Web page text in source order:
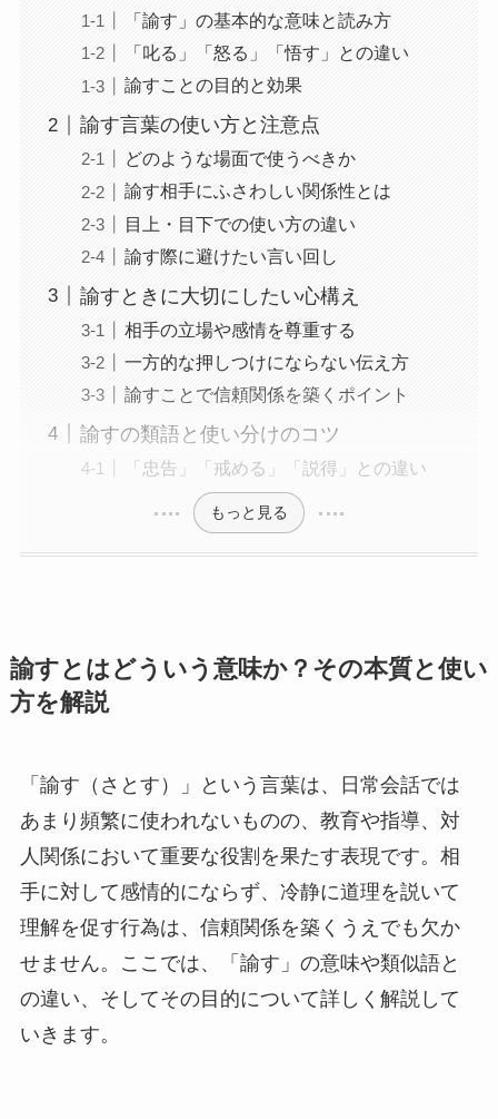
「諭す」の基本的な意味と読み方
「叱る」「怒る」「悟す」との違い
諭すことの目的と効果
諭す言葉の使い方と注意点
どのような場面で使うべきか
諭す相手にふさわしい関係性とは
目上・目下での使い方の違い
諭す際に避けたい言い回し
諭すときに大切にしたい心構え
相手の立場や感情を尊重する
一方的な押しつけにならない伝え方
諭すことで信頼関係を築くポイント
諭すの類語と使い分けのコツ
「忠告」「戒める」「説得」との違い
もっと見る
諭すとはどういう意味か？その本質と使い
方を解説
「諭す（さとす）」という言葉は、日常会話では
あまり頻繁に使われないものの、教育や指導、対
人関係において重要な役割を果たす表現です。相
手に対して感情的にならず、冷静に道理を説いて
理解を促す行為は、信頼関係を築くうえでも欠か
せません。ここでは、「諭す」の意味や類似語と
の違い、そしてその目的について詳しく解説して
いきます。